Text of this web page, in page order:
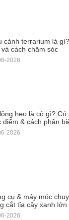
cảnh terrarium là
và cách chăm sóc
2026
heo là cỏ gì?
điểm & cách phân
2026
cụ & máy móc
cắt tỉa cây xanh lớn
2026